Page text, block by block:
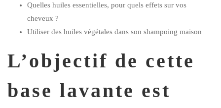
Quelles huiles essentielles, pour quels effets sur vos
cheveux ?
Utiliser des huiles végétales dans son shampoing maison
L’objectif de cette
base lavante est